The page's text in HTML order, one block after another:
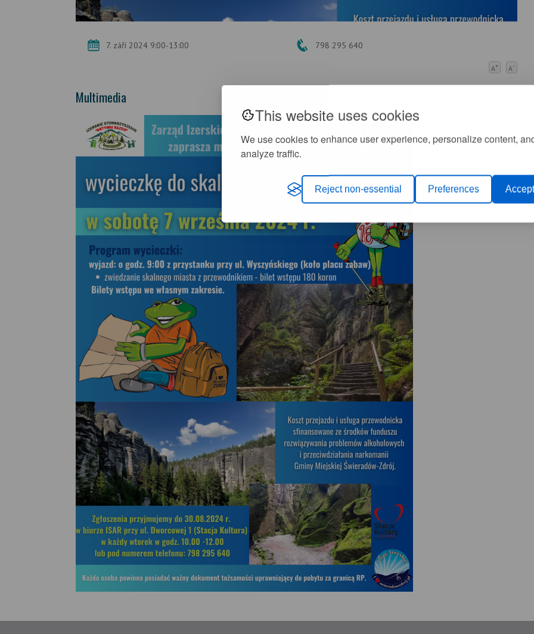
This website uses cookies
We use cookies to enhance user experience, personalize content,
analyze traffic.
Reject non-essential Preferences Accept
7. září 2024 9:00-13:00 798 295 640
A+ A-
Multimedia